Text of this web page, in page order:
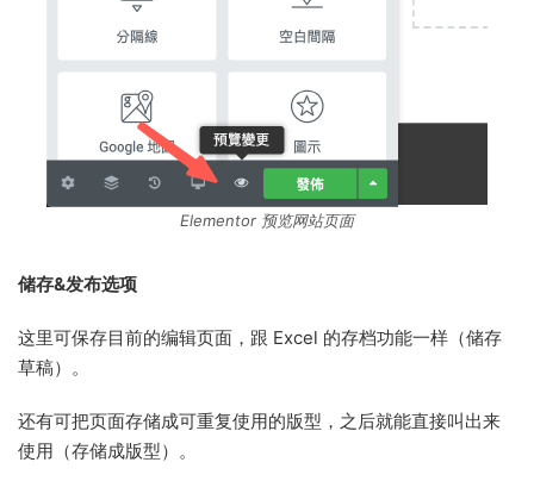
Elementor 预览网站页面
储存&发布选项
这里可保存目前的编辑页面，跟 Excel 的存档功能一样（储存
草稿）。
还有可把页面存储成可重复使用的版型，之后就能直接叫出来
使用（存储成版型）。